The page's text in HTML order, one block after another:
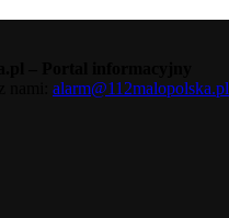
alarm@112malopolska.pl